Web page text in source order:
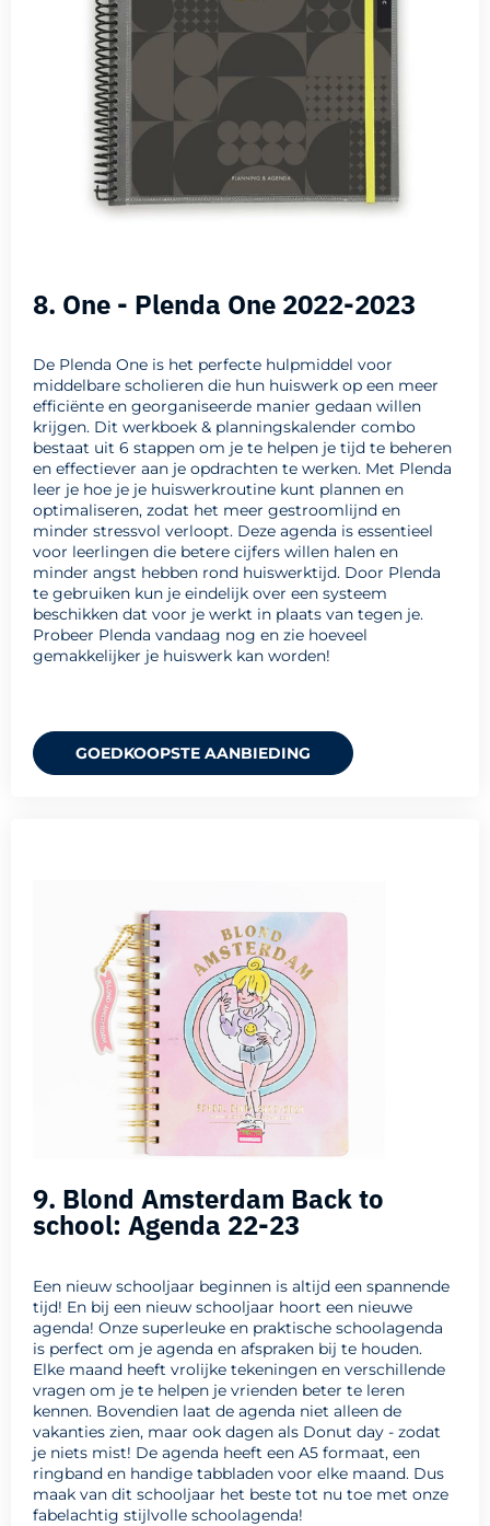
8. One - Plenda One 2022-2023
De Plenda One is het perfecte hulpmiddel voor
middelbare scholieren die hun huiswerk op een meer
efficiënte en georganiseerde manier gedaan willen
krijgen. Dit werkboek & planningskalender combo
bestaat uit 6 stappen om je te helpen je tijd te beheren
en effectiever aan je opdrachten te werken. Met Plenda
leer je hoe je je huiswerkroutine kunt plannen en
optimaliseren, zodat het meer gestroomlijnd en
minder stressvol verloopt. Deze agenda is essentieel
voor leerlingen die betere cijfers willen halen en
minder angst hebben rond huiswerktijd. Door Plenda
te gebruiken kun je eindelijk over een systeem
beschikken dat voor je werkt in plaats van tegen je.
Probeer Plenda vandaag nog en zie hoeveel
gemakkelijker je huiswerk kan worden!
GOEDKOOPSTE AANBIEDING
9. Blond Amsterdam Back to
school: Agenda 22-23
Een nieuw schooljaar beginnen is altijd een spannende
tijd! En bij een nieuw schooljaar hoort een nieuwe
agenda! Onze superleuke en praktische schoolagenda
is perfect om je agenda en afspraken bij te houden.
Elke maand heeft vrolijke tekeningen en verschillende
vragen om je te helpen je vrienden beter te leren
kennen. Bovendien laat de agenda niet alleen de
vakanties zien, maar ook dagen als Donut day - zodat
je niets mist! De agenda heeft een A5 formaat, een
ringband en handige tabbladen voor elke maand. Dus
maak van dit schooljaar het beste tot nu toe met onze
fabelachtig stijlvolle schoolagenda!